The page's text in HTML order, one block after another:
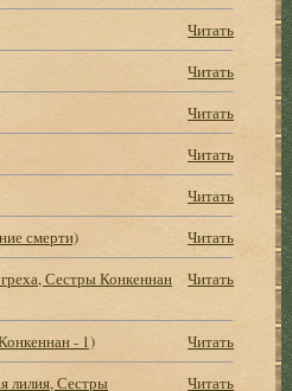
Читать
Читать
Читать
Читать
Читать
смерти)
Читать
Сестры Конкеннан
Читать
- 1)
Читать
лилия, Сестры
Читать